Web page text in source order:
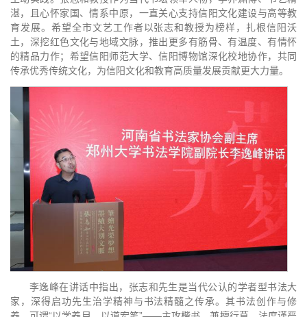
湛，且心怀家国、情系中原，一直关心支持信阳文化建设与高等教
育发展。希望全市文艺工作者以张志和教授为榜样，扎根信阳沃
土，深挖红色文化与地域文脉，推出更多有筋骨、有温度、有情怀
的精品力作；希望信阳师范大学、信阳博物馆深化校地协作，共同
传承优秀传统文化，为信阳文化和教育高质量发展贡献更大力量。
李逸峰在讲话中指出，张志和先生是当代公认的学者型书法大
家，深得启功先生治学精神与书法精髓之传承。其书法创作与修